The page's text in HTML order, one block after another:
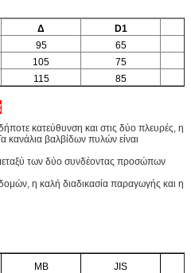
Δ
D1
95
65
105
75
115 85
κατεύθυνση και στις δύο πλευρές, η
κανάλια βαλβίδων πυλών είναι
των δύο συνδέοντας προσώπων
η καλή διαδικασία παραγωγής και η
ΜΒ JIS